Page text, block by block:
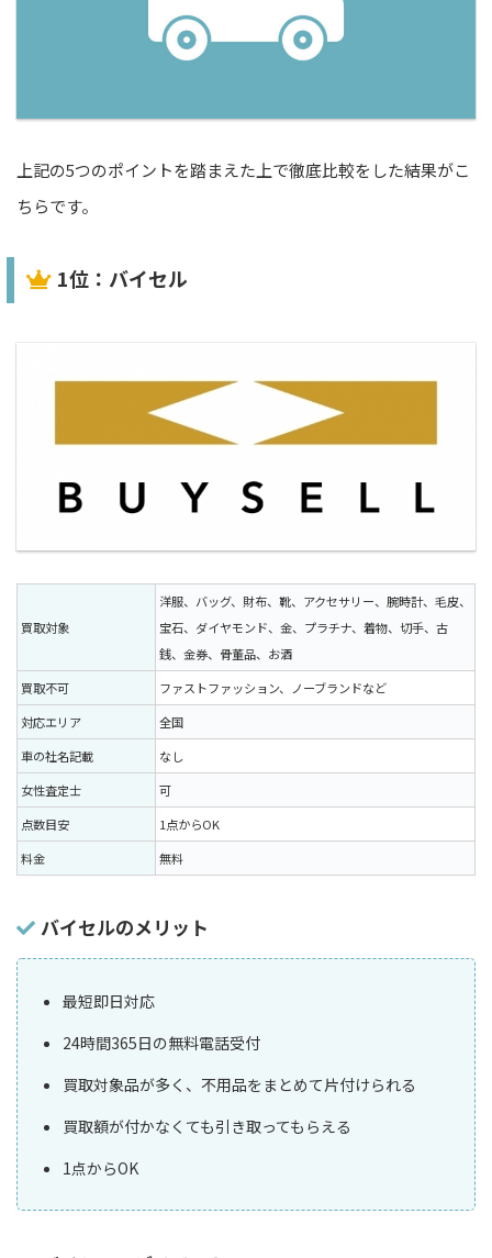
上記の5つのポイントを踏まえた上で徹底比較をした結果がこ
ちらです。
1位：バイセル
買取対象
洋服、バッグ、財布、靴、アクセサリー、腕時計、毛皮、
宝石、ダイヤモンド、金、プラチナ、着物、切手、古
銭、金券、骨董品、お酒
買取不可
ファストファッション、ノーブランドなど
対応エリア
全国
車の社名記載
なし
女性査定士
可
点数目安
1点からOK
料金
無料
バイセルのメリット
最短即日対応
24時間365日の無料電話受付
買取対象品が多く、不用品をまとめて片付けられる
買取額が付かなくても引き取ってもらえる
1点からOK